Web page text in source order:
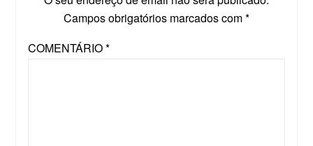
Campos obrigatórios marcados com*
COMENTÁRIO*